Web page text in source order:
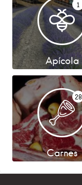
1
Apícola
28
Carnes